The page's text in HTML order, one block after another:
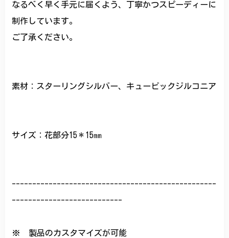
なるべく早く手元に届くよう、丁寧かつスピーディーに
制作しています。
ご了承ください。
素材：スターリングシルバー、キュービックジルコニア
サイズ：花部分15＊15㎜
--------------------------------------------------
---------------------------
※ 製品のカスタマイズが可能